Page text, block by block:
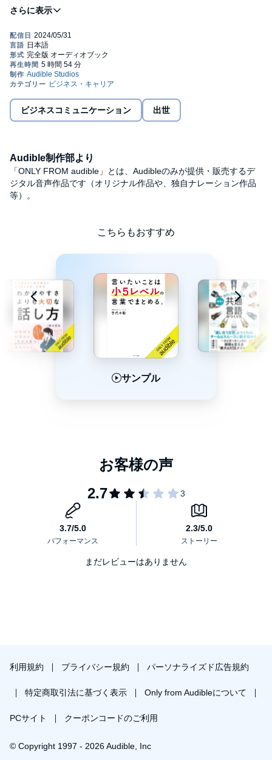
ーソンの必須条件。
本書では言語化力ＵＰのの鍵となる
①「語彙力」を獲得する
②「具体化力」を高める
③「伝える力」を磨く
の考えがうまくまとまり「言いたいことがパッと伝わる」ように
なります。
話題のＣｈａｔＧＰＴを使ってできる、実践的な「言語化トレー
PCサイトのライブラリー、またはアプリ上の「目次」からご確認
ビジネスコミュニケーション 出世
Audible制作部より
「ONLY FROM audible」とは、Audibleのみが提供・販売するデ
ジタル音声作品です（オリジナル作品や、独自ナレーション作品
等）。
こちらもおすすめ
サンプル
まだレビューはありません
利用規約 プライバシー規約 パーソナライズド広告規約
特定商取引法に基づく表示 Only from Audibleについて
PCサイト クーポンコードのご利用
© Copyright 1997 - 2026 Audible, Inc